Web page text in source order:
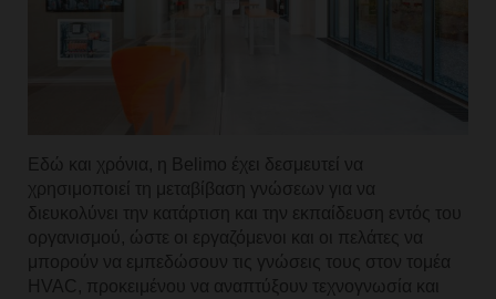
Εδώ και χρόνια, η Belimo έχει δεσμευτεί να
χρησιμοποιεί τη μεταβίβαση γνώσεων για να
διευκολύνει την κατάρτιση και την εκπαίδευση εντός του
οργανισμού, ώστε οι εργαζόμενοι και οι πελάτες να
μπορούν να εμπεδώσουν τις γνώσεις τους στον τομέα
HVAC, προκειμένου να αναπτύξουν τεχνογνωσία και